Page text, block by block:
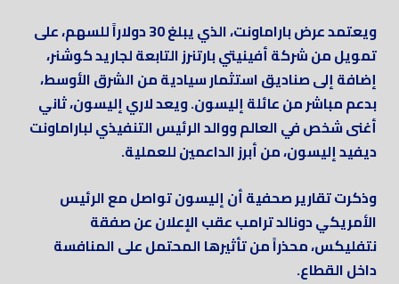
ويعتمد عرض باراماونت، الذي يبلغ 30 دولاراً للسهم، على
تمويل من شركة أفينيتي بارتنرز التابعة لجاريد كوشنر،
إضافة إلى صناديق استثمار سيادية من الشرق الأوسط،
بدعم مباشر من عائلة إليسون. ويعد لاري إليسون، ثاني
أغنى شخص في العالم ووالد الرئيس التنفيذي لباراماونت
ديفيد إليسون، من أبرز الداعمين للعملية.
وذكرت تقارير صحفية أن إليسون تواصل مع الرئيس
الأمريكي دونالد ترامب عقب الإعلان عن صفقة
نتفليكس، محذراً من تأثيرها المحتمل على المنافسة
داخل القطاع.